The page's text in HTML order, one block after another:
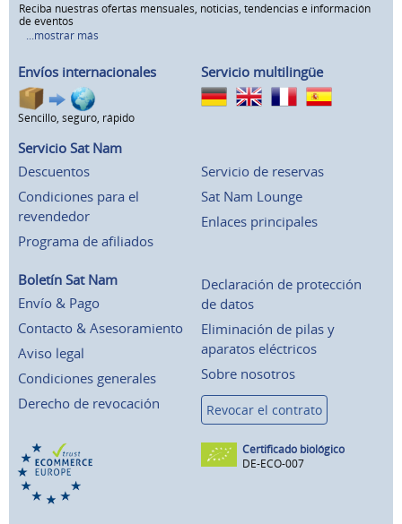
Reciba nuestras ofertas mensuales, noticias, tendencias e información
de eventos
...mostrar más
Envíos internacionales
Sencillo, seguro, rápido
Servicio multilingüe
Servicio Sat Nam
Descuentos
Condiciones para el
revendedor
Programa de afiliados
Servicio de reservas
Sat Nam Lounge
Enlaces principales
Boletín Sat Nam
Envío & Pago
Contacto & Asesoramiento
Aviso legal
Condiciones generales
Derecho de revocación
Declaración de protección
de datos
Eliminación de pilas y
aparatos eléctricos
Sobre nosotros
Revocar el contrato
Certificado biológico
DE-ECO-007